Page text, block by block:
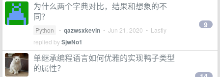
为什么两个字典对比，结果和想象的不
同？
Python • qazwsxkevin • Jun 21, 2020 • Lastly
replied bySjwNo1
9
单继承编程语言如何优雅的实现鸭子类型
的属性？